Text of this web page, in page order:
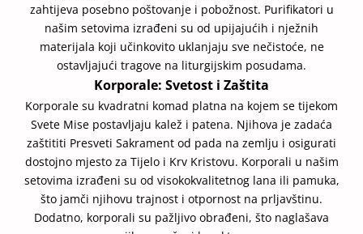
zahtijeva posebno poštovanje i pobožnost. Purifikatori u
našim setovima izrađeni su od upijajućih i nježnih
materijala koji učinkovito uklanjaju sve nečistoće, ne
ostavljajući tragove na liturgijskim posudama.
Korporale: Svetost i Zaštita
Korporale su kvadratni komad platna na kojem se tijekom
Svete Mise postavljaju kalež i patena. Njihova je zadaća
zaštititi Presveti Sakrament od pada na zemlju i osigurati
dostojno mjesto za Tijelo i Krv Kristovu. Korporali u našim
setovima izrađeni su od visokokvalitetnog lana ili pamuka,
što jamči njihovu trajnost i otpornost na prljavštinu.
Dodatno, korporali su pažljivo obrađeni, što naglašava